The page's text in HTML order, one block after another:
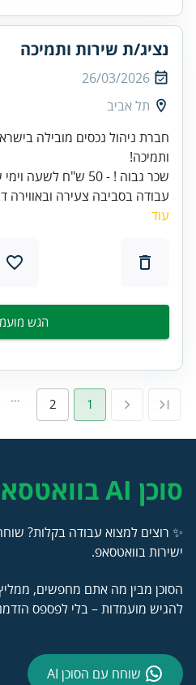
נציג/ת שירות ותמיכה
26/03/2026
תל אביב
חברת ניהול נכסים מובילה
שכר גבוה ! - 50 ש"ח לשעה וימי שבת כ 75 שקל לשעה
עבודה בסביבה צעירה ובאווירה
עוד
הגש
1
2
סוכן AI בוואטסאפ
✨ רוצים למצוא עבודה בקלות?
ישירות בוואטסאפ.
הסוכן מבין מה אתם מחפשים,
להגיש מועמדות – בלי לפספס
שוחח עם הסוכן AI